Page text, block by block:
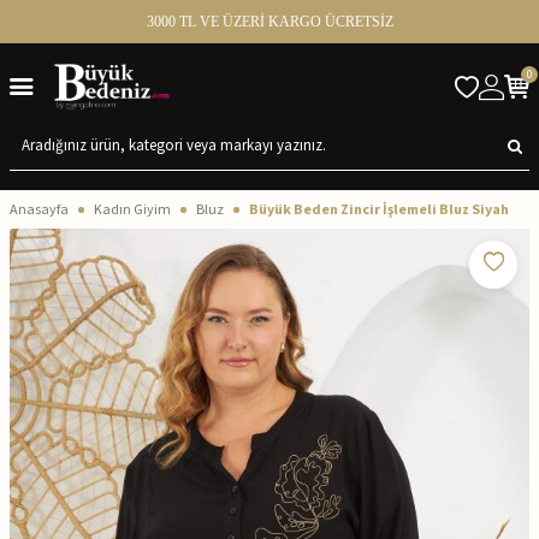
3000 TL VE ÜZERİ KARGO ÜCRETSİZ
0
Anasayfa Kadın Giyim Bluz Büyük Beden Zincir İşlemeli Bluz Siyah